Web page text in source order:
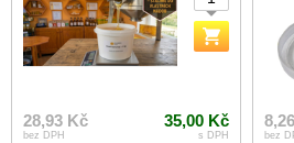
28,93 Kč
bez DPH
35,00 Kč
s DPH bez